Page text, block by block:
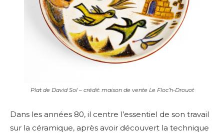
Plat de David Sol – crédit: maison de vente Le Floc’h-Drouot
Dans les années 80, il centre l’essentiel de son travail
sur la céramique, après avoir découvert la technique